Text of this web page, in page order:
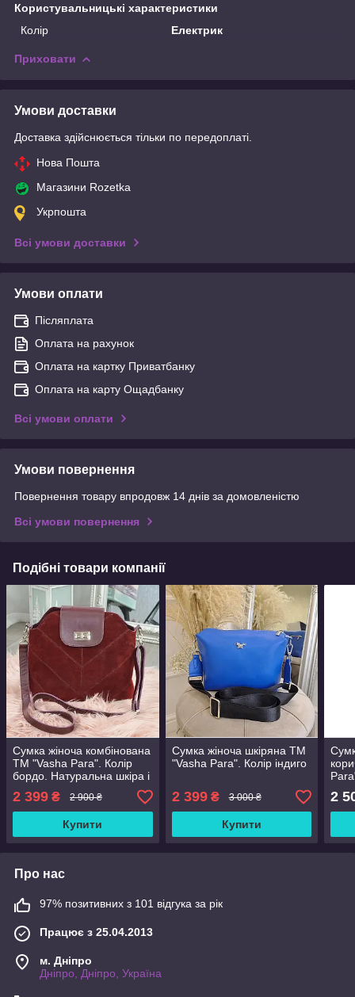
Користувальницькі характеристики
Колір
Електрик
Приховати
Умови доставки
Доставка здійснюється тільки по передоплаті.
Нова Пошта
Магазини Rozetka
Укрпошта
Всі умови доставки
Умови оплати
Післяплата
Оплата на рахунок
Оплата на картку Приватбанку
Оплата на карту Ощадбанку
Всі умови оплати
Умови повернення
Повернення товару впродовж 14 днів за домовленістю
Всі умови повернення
Подібні товари компанії
Сумка жіноча комбінована
ТМ "Vasha Para". Колір
бордо. Натуральна шкіра і
2 399 ₴ 2 900 ₴
Купити
Сумка жіноча шкіряна ТМ
"Vasha Para". Колір індиго
2 399₴ 3 000 ₴
Купити
2
Про нас
97% позитивних з 101 відгука за рік
Працює з 25.04.2013
м. Дніпро
Дніпро, Дніпро, Україна